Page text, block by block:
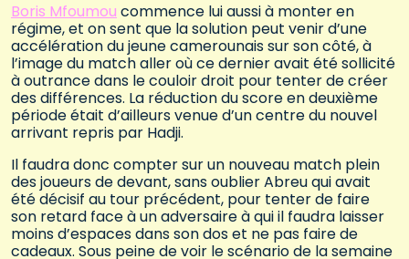
Boris Mfoumou commence lui aussi à monter en
régime, et on sent que la solution peut venir d’une
accélération du jeune camerounais sur son côté, à
l’image du match aller où ce dernier avait été sollicité
à outrance dans le couloir droit pour tenter de créer
des différences. La réduction du score en deuxième
période était d’ailleurs venue d’un centre du nouvel
arrivant repris par Hadji.
Il faudra donc compter sur un nouveau match plein
des joueurs de devant, sans oublier Abreu qui avait
été décisif au tour précédent, pour tenter de faire
son retard face à un adversaire à qui il faudra laisser
moins d’espaces dans son dos et ne pas faire de
cadeaux. Sous peine de voir le scénario de la semaine